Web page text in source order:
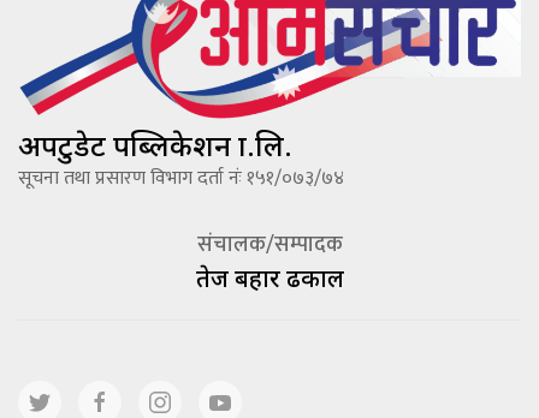
अपटुडेट पब्लिकेशन प्रा.लि.
सूचना तथा प्रसारण विभाग दर्ता नंः १५१/०७३/७४
संचालक/सम्पादक
तेज बहादूर ढकाल